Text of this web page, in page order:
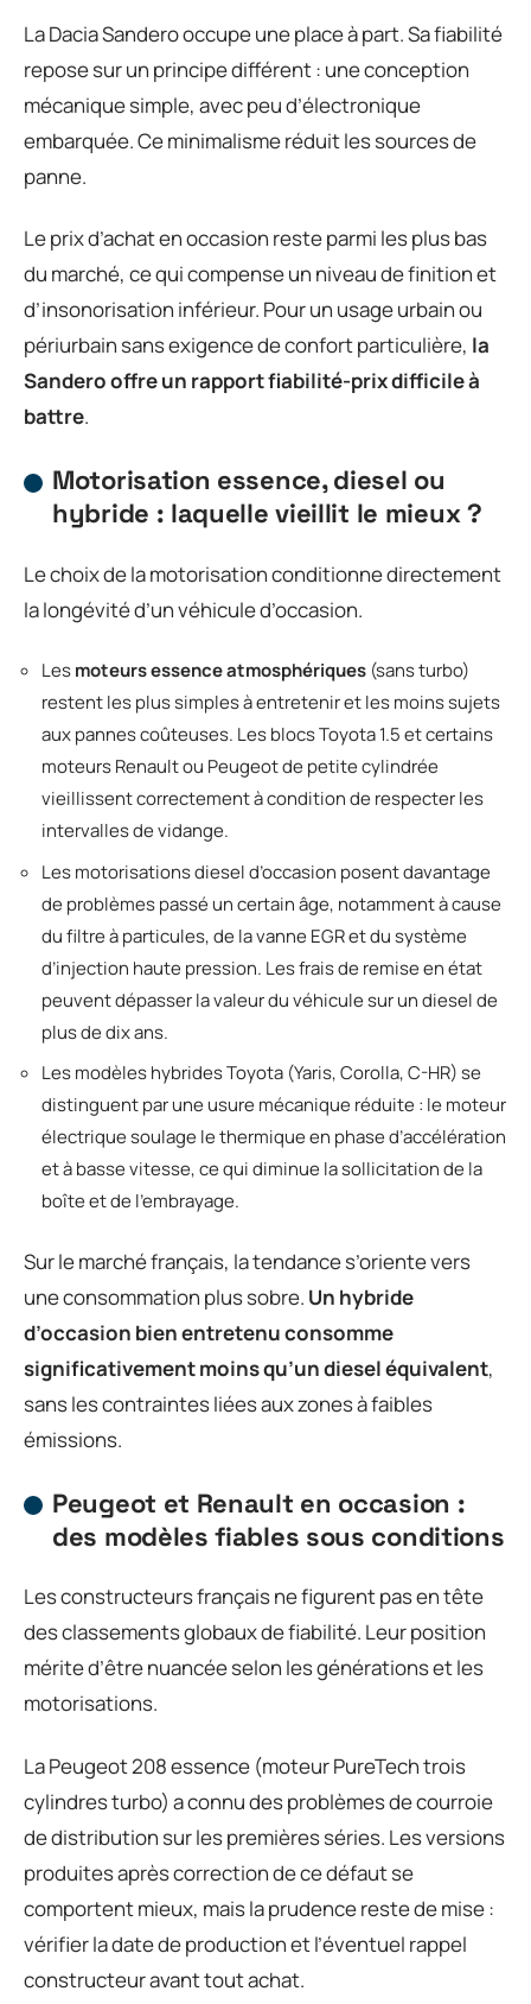
La Dacia Sandero occupe une place à part. Sa fiabilité
repose sur un principe différent : une conception
mécanique simple, avec peu d’électronique
embarquée. Ce minimalisme réduit les sources de
panne.
Le prix d’achat en occasion reste parmi les plus bas
du marché, ce qui compense un niveau de finition et
d’insonorisation inférieur. Pour un usage urbain ou
périurbain sans exigence de confort particulière, la
Sandero offre un rapport fiabilité-prix difficile à
battre.
Motorisation essence, diesel ou
hybride : laquelle vieillit le mieux ?
Le choix de la motorisation conditionne directement
la longévité d’un véhicule d’occasion.
Lesmoteurs essence atmosphériques (sans turbo)
restent les plus simples à entretenir et les moins sujets
aux pannes coûteuses. Les blocs Toyota 1.5 et certains
moteurs Renault ou Peugeot de petite cylindrée
vieillissent correctement à condition de respecter les
intervalles de vidange.
Les motorisations diesel d’occasion posent davantage
de problèmes passé un certain âge, notamment à cause
du filtre à particules, de la vanne EGR et du système
d’injection haute pression. Les frais de remise en état
peuvent dépasser la valeur du véhicule sur un diesel de
plus de dix ans.
Les modèles hybrides Toyota (Yaris, Corolla, C-HR) se
distinguent par une usure mécanique réduite : le moteur
électrique soulage le thermique en phase d’accélération
et à basse vitesse, ce qui diminue la sollicitation de la
boîte et de l’embrayage.
Sur le marché français, la tendance s’oriente vers
une consommation plus sobre. Un hybride
d’occasion bien entretenu consomme
significativement moins qu’un diesel équivalent,
sans les contraintes liées aux zones à faibles
émissions.
Peugeot et Renault en occasion :
des modèles fiables sous conditions
Les constructeurs français ne figurent pas en tête
des classements globaux de fiabilité. Leur position
mérite d’être nuancée selon les générations et les
motorisations.
La Peugeot 208 essence (moteur PureTech trois
cylindres turbo) a connu des problèmes de courroie
de distribution sur les premières séries. Les versions
produites après correction de ce défaut se
comportent mieux, mais la prudence reste de mise :
vérifier la date de production et l’éventuel rappel
constructeur avant tout achat.